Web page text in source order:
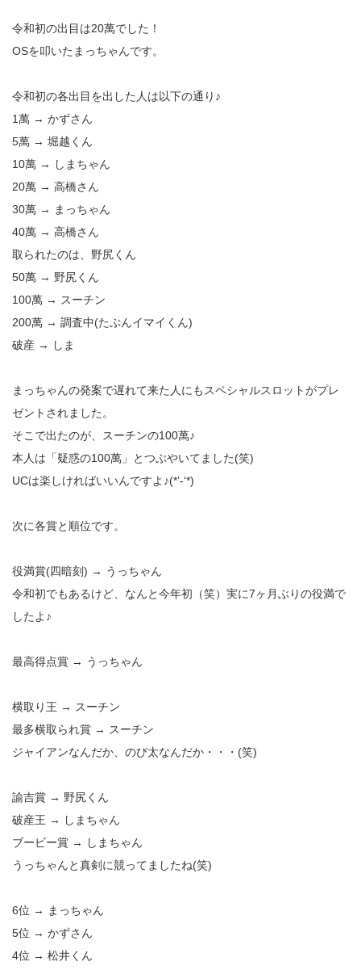
令和初の出目は20萬でした！
OSを叩いたまっちゃんです。
令和初の各出目を出した人は以下の通り♪
1萬 → かずさん
5萬 → 堀越くん
10萬 → しまちゃん
20萬 → 高橋さん
30萬 → まっちゃん
40萬 → 高橋さん
取られたのは、野尻くん
50萬 → 野尻くん
100萬 → スーチン
200萬 → 調査中(たぶんイマイくん)
破産 → しま
まっちゃんの発案で遅れて来た人にもスペシャルスロットがプレ
ゼントされました。
そこで出たのが、スーチンの100萬♪
本人は「疑惑の100萬」とつぶやいてました(笑)
UCは楽しければいいんですよ♪(*’-‘*)
次に各賞と順位です。
役満賞(四暗刻) → うっちゃん
令和初でもあるけど、なんと今年初（笑）実に7ヶ月ぶりの役満で
したよ♪
最高得点賞 → うっちゃん
横取り王 → スーチン
最多横取られ賞 → スーチン
ジャイアンなんだか、のび太なんだか・・・(笑)
諭吉賞 → 野尻くん
破産王 → しまちゃん
ブービー賞 → しまちゃん
うっちゃんと真剣に競ってましたね(笑)
6位 → まっちゃん
5位 → かずさん
4位 → 松井くん